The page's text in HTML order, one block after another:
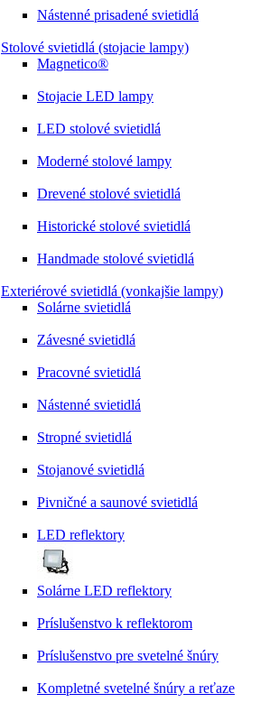
Nástenné prisadené svietidlá
Stolové svietidlá (stojacie lampy)
Magnetico®
Stojacie LED lampy
LED stolové svietidlá
Moderné stolové lampy
Drevené stolové svietidlá
Historické stolové svietidlá
Handmade stolové svietidlá
Exteriérové svietidlá (vonkajšie lampy)
Solárne svietidlá
Závesné svietidlá
Pracovné svietidlá
Nástenné svietidlá
Stropné svietidlá
Stojanové svietidlá
Pivničné a saunové svietidlá
LED reflektory
Solárne LED reflektory
Príslušenstvo k reflektorom
Príslušenstvo pre svetelné šnúry
Kompletné svetelné šnúry a reťaze